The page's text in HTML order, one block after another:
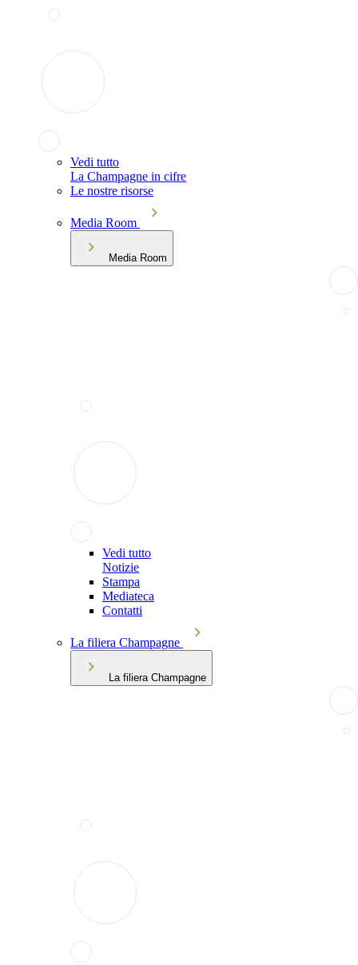
Vedi tutto
La Champagne in cifre
Le nostre risorse
Media Room
Media Room
Vedi tutto
Notizie
Stampa
Mediateca
Contatti
La filiera Champagne
La filiera Champagne